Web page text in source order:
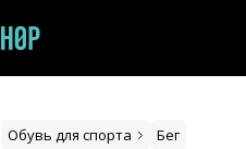
Обувь для спорта Бег